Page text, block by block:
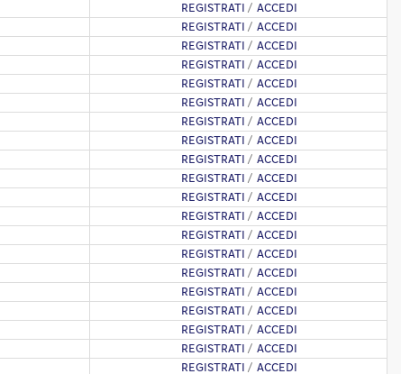
REGISTRATI / ACCEDI
REGISTRATI / ACCEDI
REGISTRATI / ACCEDI
REGISTRATI / ACCEDI
REGISTRATI / ACCEDI
REGISTRATI / ACCEDI
REGISTRATI / ACCEDI
REGISTRATI / ACCEDI
REGISTRATI / ACCEDI
REGISTRATI / ACCEDI
REGISTRATI / ACCEDI
REGISTRATI / ACCEDI
REGISTRATI / ACCEDI
REGISTRATI / ACCEDI
REGISTRATI / ACCEDI
REGISTRATI / ACCEDI
REGISTRATI / ACCEDI
REGISTRATI / ACCEDI
REGISTRATI / ACCEDI
REGISTRATI / ACCEDI